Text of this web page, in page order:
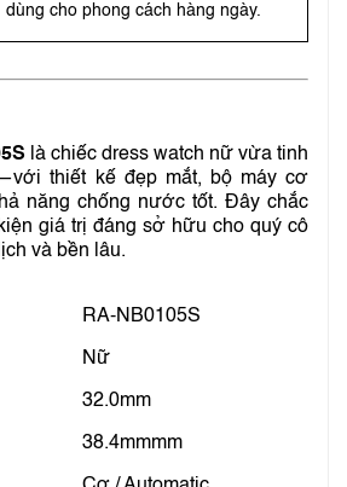
dùng cho phong cách hàng ngày.
là chiếc dress watch nữ vừa tinh
thiết kế đẹp mắt, bộ máy cơ
năng chống nước tốt. Đây chắc
giá trị đáng sở hữu cho quý cô
và bền lâu.
RA-NB0105S
Nữ
32.0mm
38.4mmmm